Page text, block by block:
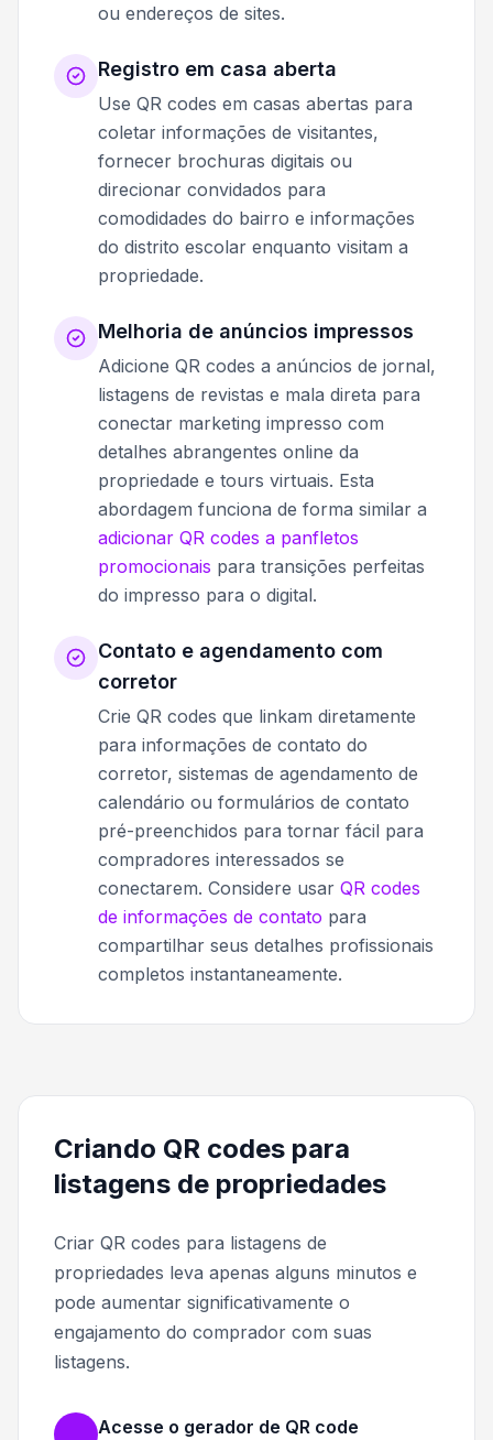
ou endereços de sites.
Registro em casa aberta
Use QR codes em casas abertas para
coletar informações de visitantes,
fornecer brochuras digitais ou
direcionar convidados para
comodidades do bairro e informações
do distrito escolar enquanto visitam a
propriedade.
Melhoria de anúncios impressos
Adicione QR codes a anúncios de jornal,
listagens de revistas e mala direta para
conectar marketing impresso com
detalhes abrangentes online da
propriedade e tours virtuais. Esta
abordagem funciona de forma similar a
adicionar QR codes a panfletos
promocionais para transições perfeitas
do impresso para o digital.
Contato e agendamento com
corretor
Crie QR codes que linkam diretamente
para informações de contato do
corretor, sistemas de agendamento de
calendário ou formulários de contato
pré-preenchidos para tornar fácil para
compradores interessados se
conectarem. Considere usar QR codes
de informações de contato para
compartilhar seus detalhes profissionais
completos instantaneamente.
Criando QR codes para
listagens de propriedades
Criar QR codes para listagens de
propriedades leva apenas alguns minutos e
pode aumentar significativamente o
engajamento do comprador com suas
listagens.
Acesse o gerador de QR code